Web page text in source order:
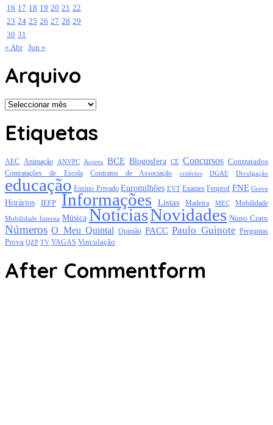
16 17 18 19 20 21 22
23 24 25 26 27 28 29
30 31
« Abr Jun »
Arquivo
Arquivo
Etiquetas
AEC Animação ANVPC Açores BCE Blogosfera CE Concursos Contratados
Contratações de Escola Contratos de Associação critérios DGAE Divulgação
educação Ensino Privado Euromilhões EVT Exames Fenprof FNE Greve
Horários IEFP Informações Listas Madeira MEC Mobilidade
Mobilidade Interna Música NotíciasNovidades Nuno Crato
Números O Meu Quintal Opinião PACC Paulo Guinote Perguntas
Prova QZP TV VAGAS Vinculação
After Commentform